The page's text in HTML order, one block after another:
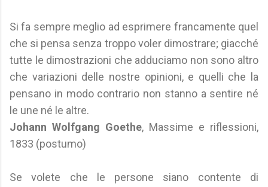
Si fa sempre meglio ad esprimere francamente quel
che si pensa senza troppo voler dimostrare; giacché
tutte le dimostrazioni che adduciamo non sono altro
che variazioni delle nostre opinioni, e quelli che la
pensano in modo contrario non stanno a sentire né
le une né le altre.
Johann Wolfgang Goethe, Massime e riflessioni,
1833 (postumo)
Se volete che le persone siano contente di